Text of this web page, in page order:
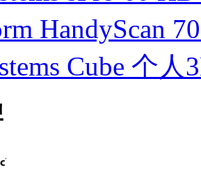
HandyScan
Cube 个人